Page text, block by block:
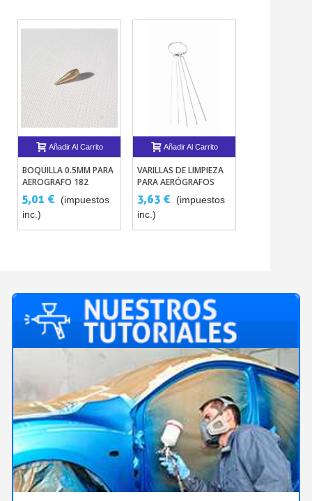
Añadir Al Carrito
BOQUILLA 0.5MM PARA
AEROGRAFO 182
5,01 €
(impuestos
inc.)
Añadir Al Carrito
VARILLAS DE LIMPIEZA
PARA AERÓGRAFOS
3,63 €
(impuestos
inc.)